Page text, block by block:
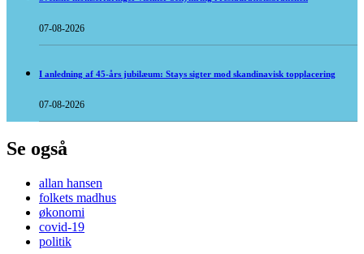
07-08-2026
I anledning af 45-års jubilæum: Stays sigter mod skandinavisk topplacering
07-08-2026
Se også
allan hansen
folkets madhus
økonomi
covid-19
politik